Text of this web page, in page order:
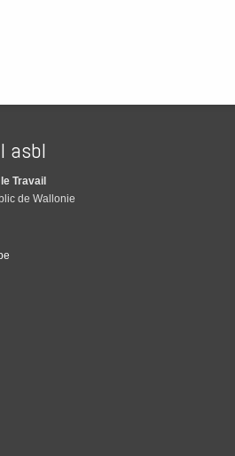
asbl
Travail
de Wallonie